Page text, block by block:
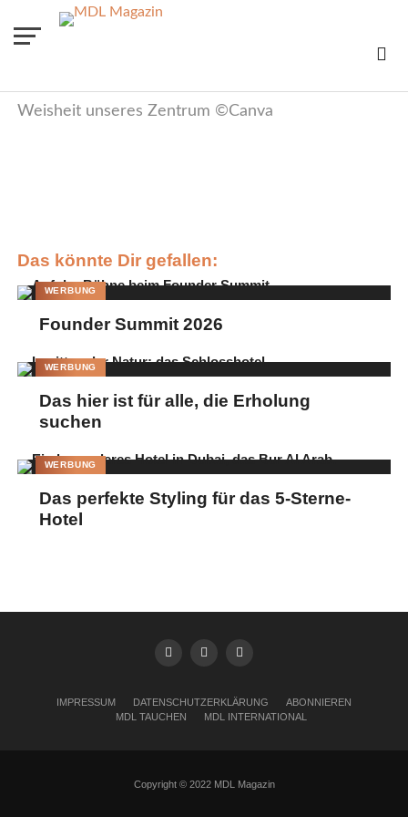
Weisheit unseres Zentrum ©Canva
Das könnte Dir gefallen:
WERBUNG
Founder Summit 2026
WERBUNG
Das hier ist für alle, die Erholung
suchen
WERBUNG
Das perfekte Styling für das 5-Sterne-
Hotel
IMPRESSUM DATENSCHUTZERKLÄRUNG
ABONNIEREN
MDL TAUCHEN
MDL INTERNATIONAL
Copyright © 2022 MDL Magazin